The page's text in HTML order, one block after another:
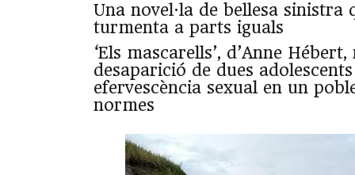
Una novel·la de bellesa sinistra
turmenta a parts iguals
‘Els mascarells’, d’Anne
desaparició de dues
efervescència sexual en un
normes